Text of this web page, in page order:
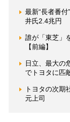
最新“長者番
井氏2.4兆円
誰が「東芝」
【前編】
日立、最大の
でトヨタに匹
トヨタの次期
元上司